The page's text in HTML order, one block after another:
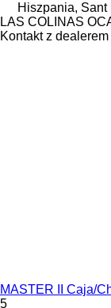
Hiszpania,
LAS COLINAS
Kontakt z dealerem
MASTER II Caja/
5